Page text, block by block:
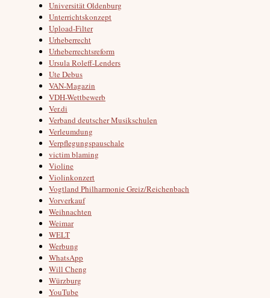
Universität Oldenburg
Unterrichtskonzept
Upload-Filter
Urheberrecht
Urheberrechtsreform
Ursula Roleff-Lenders
Ute Debus
VAN-Magazin
VDH-Wettbewerb
Ver.di
Verband deutscher Musikschulen
Verleumdung
Verpflegungspauschale
victim blaming
Violine
Violinkonzert
Vogtland Philharmonie Greiz/Reichenbach
Vorverkauf
Weihnachten
Weimar
WELT
Werbung
WhatsApp
Will Cheng
Würzburg
YouTube